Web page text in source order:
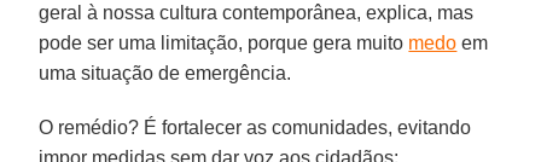
geral à nossa cultura contemporânea, explica, mas
pode ser uma limitação, porque gera muito medo em
uma situação de emergência.
O remédio? É fortalecer as comunidades, evitando
impor medidas sem dar voz aos cidadãos: